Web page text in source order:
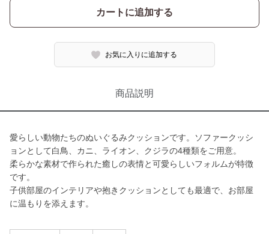
カートに追加する
お気に入りに追加する
商品説明
愛らしい動物たちのぬいぐるみクッションです。ソファークッシ
ョンとして白鳥、カニ、ライオン、クジラの4種類をご用意。
柔らかな素材で作られた癒しの表情と可愛らしいフォルムが特徴
です。
子供部屋のインテリアや抱きクッションとしても最適で、お部屋
に温もりを添えます。